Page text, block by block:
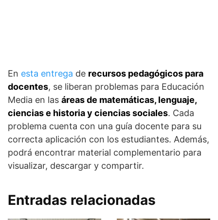
En esta entrega de recursos pedagógicos para
docentes, se liberan problemas para Educación
Media en las áreas de matemáticas, lenguaje,
ciencias e historia y ciencias sociales. Cada
problema cuenta con una guía docente para su
correcta aplicación con los estudiantes. Además,
podrá encontrar material complementario para
visualizar, descargar y compartir.
Entradas relacionadas